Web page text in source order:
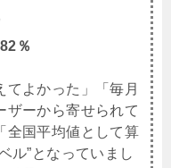
％
よかった」「毎月
ザーから寄せられて
全国平均値として算
ル”となっていまし